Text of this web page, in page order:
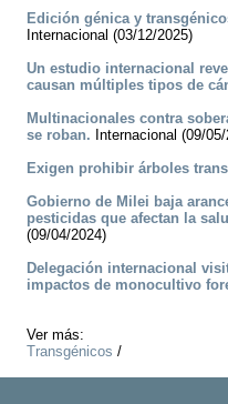
Edición génica y
Internacional (03/12/2025)
Un estudio internacional
causan múltiples tipos de
Multinacionales contra
se roban. Internacional (09/
Exigen prohibir árboles
Gobierno de Milei baja
pesticidas que afectan la
(09/04/2024)
Delegación internacional
impactos de monocultivo
Ver más:
Transgénicos /